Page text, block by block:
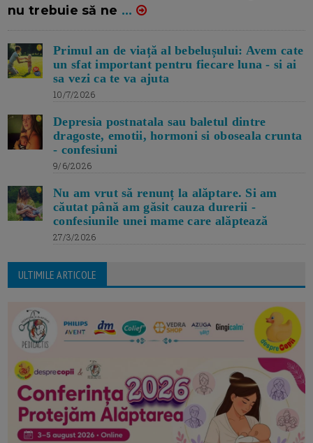
nu trebuie să ne ...
Primul an de viață al bebelușului: Avem cate
un sfat important pentru fiecare luna - si ai
sa vezi ca te va ajuta
10/7/2026
Depresia postnatala sau baletul dintre
dragoste, emotii, hormoni si oboseala crunta
- confesiuni
9/6/2026
Nu am vrut să renunț la alăptare. Si am
căutat până am găsit cauza durerii -
confesiunile unei mame care alăptează
27/3/2026
ULTIMILE ARTICOLE